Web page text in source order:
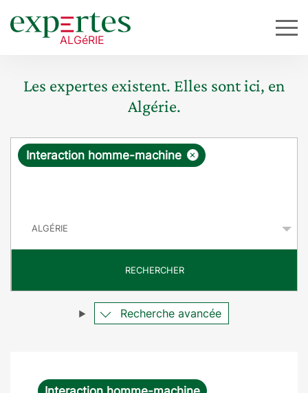
Les expertes existent. Elles sont ici, en
Algérie.
R
ê
e
×
Interaction homme-machine
RECHERCHER
Recherche avancée